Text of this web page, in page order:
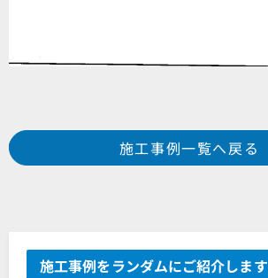
Prev
浜松市 南区 遠州浜 N様邸
施工事例一覧へ戻る
施工事例をランダムにご紹介します